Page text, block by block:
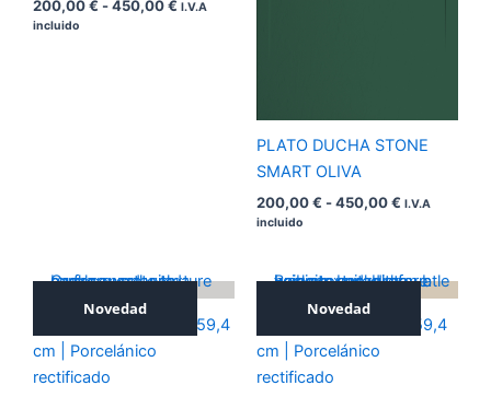
200,00€ -450,00€ I.V.A
incluido
PLATO DUCHA STONE
SMART OLIVA
200,00€ -450,00€ I.V.A
incluido
Novedad
ICONIC SILVER 59,4×59,4
cm | Porcelánico
rectificado
Novedad
ICONIC NOCE 59,4×59,4
cm | Porcelánico
rectificado